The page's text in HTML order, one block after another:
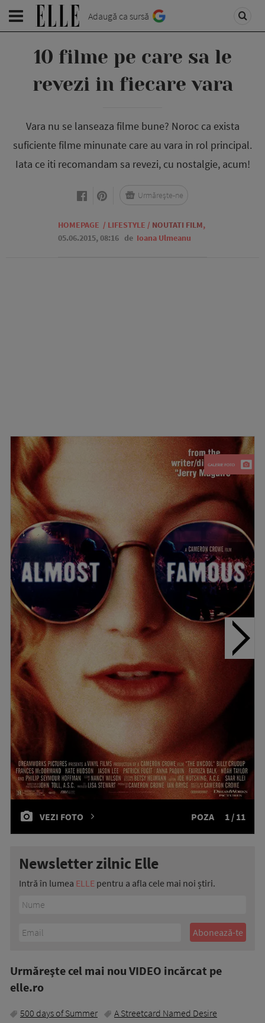
Adaugă ca sursă
10 filme pe care sa le
revezi in fiecare vara
Vara nu se lanseaza filme bune? Noroc ca exista
suficiente filme minunate care au vara in rol principal.
Iata ce iti recomandam sa revezi, cu nostalgie, acum!
HOMEPAGE / LIFESTYLE / NOUTATI FILM,
05.06.2015, 08:16 de Ioana Ulmeanu
Urmărește-ne
VEZI FOTO POZA 1 / 11
Newsletter zilnic Elle
Intră în lumea ELLE pentru a afla cele mai noi știri.
Urmăreşte cel mai nou VIDEO incărcat pe
elle.ro
500 days of Summer
A Streetcard Named Desire